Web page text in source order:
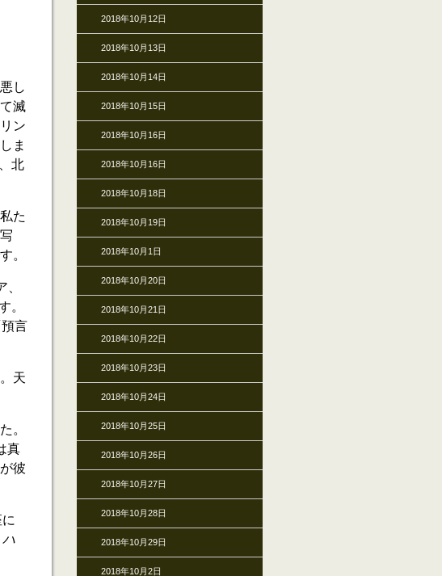
し
滅
ン
ま
北
た
。
。
言
天
。
真
彼
ハ
2018年10月12日
2018年10月13日
2018年10月14日
2018年10月15日
2018年10月16日
2018年10月16日
2018年10月18日
2018年10月19日
2018年10月1日
2018年10月20日
2018年10月21日
2018年10月22日
2018年10月23日
2018年10月24日
2018年10月25日
2018年10月26日
2018年10月27日
2018年10月28日
2018年10月29日
2018年10月2日